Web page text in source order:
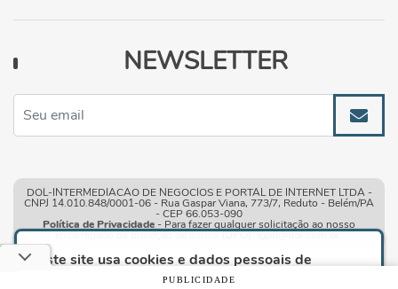
Este site usa cookies e dados pessoais de
acordo com os nossosTermos de Uso e Política
NEWSLETTER
DOL-INTERMEDIACAO DE NEGOCIOS E PORTAL DE INTERNET LTDA -
CNPJ 14.010.848/0001-06 - Rua Gaspar Viana, 773/7, Reduto - Belém/PA
- CEP 66.053-090
Política de Privacidade - Para fazer qualquer solicitação ao nosso
encarregado de proteção de dados(DPO):lgpd@dol.com.br.
PUBLICIDADE